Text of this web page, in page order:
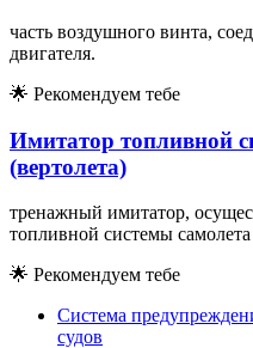
часть воздушного винта,
двигателя.
🌟 Рекомендуем тебе
Имитатор топливной
(вертолета)
тренажный имитатор,
топливной системы самолета
🌟 Рекомендуем тебе
Система
судов